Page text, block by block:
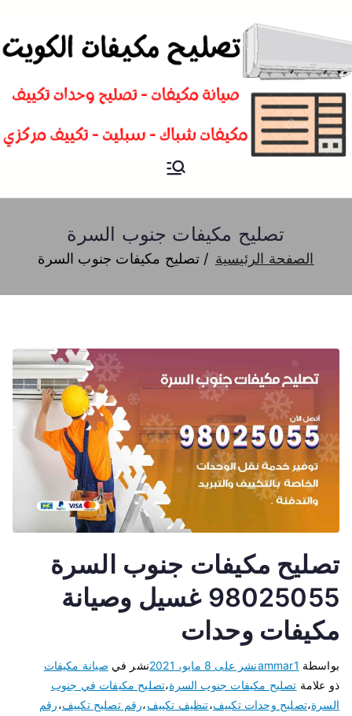
مكيفات
تصليح مكيفات جنوب السرة
الصفحة الرئيسية تصليح مكيفات جنوب السرة
تصليح مكيفات جنوب السرة
98025055 غسيل وصيانة
مكيفات وحدات
بواسطة ammar1نشر على 8 مايو، 2021 نشر في صيانة مكيفات
ذو علامة تصليح مكيفات جنوب السرة،تصليح مكيفات في جنوب
السرة،تصليح وحدات تكييف،تنظيف تكييف،رقم تصليح تكييف،رقم